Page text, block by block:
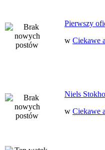
Pierwszy
w Ciekawe
Niels
w Ciekawe